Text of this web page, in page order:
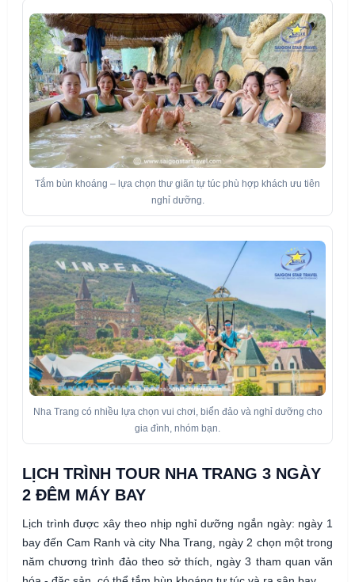
Tắm bùn khoáng – lựa chọn thư giãn tự túc phù hợp khách ưu tiên
nghỉ dưỡng.
Nha Trang có nhiều lựa chọn vui chơi, biển đảo và nghỉ dưỡng cho
gia đình, nhóm bạn.
LỊCH TRÌNH TOUR NHA TRANG 3 NGÀY
2 ĐÊM MÁY BAY
Lịch trình được xây theo nhịp nghỉ dưỡng ngắn ngày: ngày 1
bay đến Cam Ranh và city Nha Trang, ngày 2 chọn một trong
năm chương trình đảo theo sở thích, ngày 3 tham quan văn